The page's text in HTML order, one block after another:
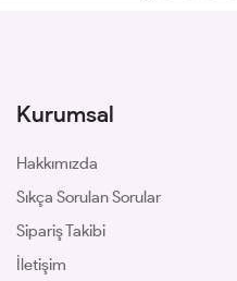
Kurumsal
Hakkımızda
Sıkça Sorulan Sorular
Sipariş Takibi
İletişim